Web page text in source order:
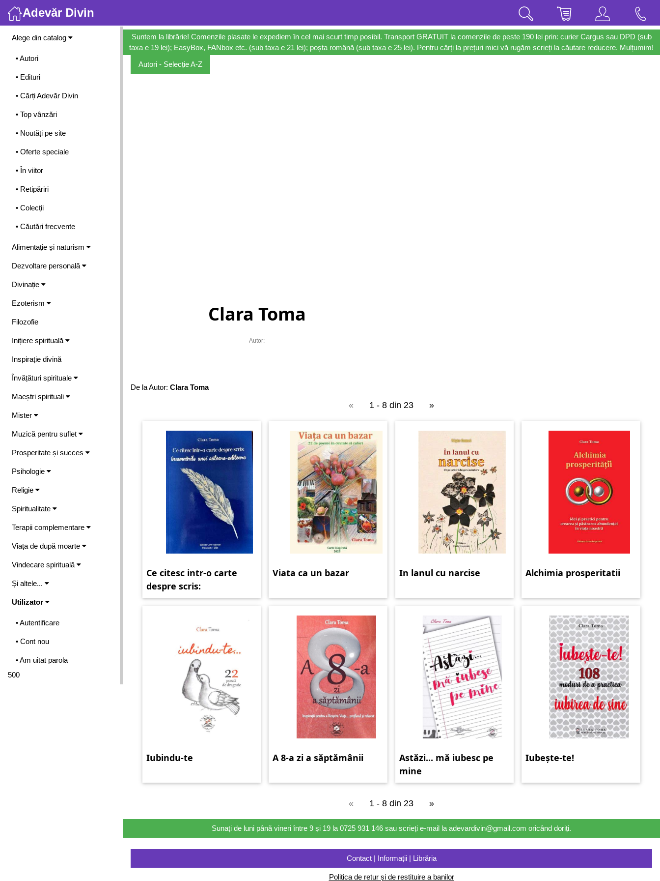
Adevăr Divin
Meniu
Alege din catalog
• Autori
• Edituri
• Cărți Adevăr Divin
• Top vânzări
• Noutăți pe site
• Oferte speciale
• În viitor
• Retipăriri
• Colecții
• Căutări frecvente
Alimentație și naturism
Dezvoltare personală
Divinație
Ezoterism
Filozofie
Inițiere spirituală
Inspirație divină
Învățături spirituale
Maeștri spirituali
Mister
Muzică pentru suflet
Prosperitate și succes
Psihologie
Religie
Spiritualitate
Terapii complementare
Viața de după moarte
Vindecare spirituală
Și altele...
Utilizator
• Autentificare
• Cont nou
• Am uitat parola
500
Suntem la librărie! Comenzile plasate le expediem în cel mai scurt timp posibil. Transport GRATUIT la comenzile de peste 190 lei prin: curier Cargus sau DPD (sub
taxa e 19 lei); EasyBox, FANbox etc. (sub taxa e 21 lei); poșta română (sub taxa e 25 lei). Pentru cărți la prețuri mici vă rugăm scrieți la căutare reducere. Mulțumim!
Autori - Selecție A-Z
Clara Toma
Autor:
De la Autor: Clara Toma
« 1 - 8 din 23 »
Ce citesc intr-o carte
despre scris:
Viata ca un bazar In lanul cu narcise Alchimia prosperitatii
Iubindu-te A 8-a zi a săptămânii
Astăzi... mă iubesc pe
mine
Iubește-te!
« 1 - 8 din 23 »
Sunați de luni până vineri între 9 și 19 la 0725 931 146 sau scrieți e-mail la adevardivin@gmail.com oricând doriți.
Contact | Informații | Librăria
Politica de retur și de restituire a banilor